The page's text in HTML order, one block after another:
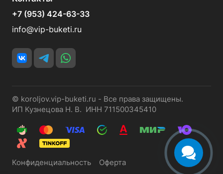
+7 (953) 424-63-33
info@vip-buketi.ru
© koroljov.vip-buketi.ru - Все права защищены.
ИП Кузнецова Н. В. ИНН 711500345410
Конфиденциальность Оферта